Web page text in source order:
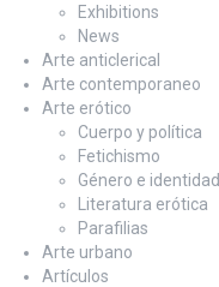
Exhibitions
News
Arte anticlerical
Arte contemporaneo
Arte erótico
Cuerpo y política
Fetichismo
Género e identidad
Literatura erótica
Parafilias
Arte urbano
Artículos